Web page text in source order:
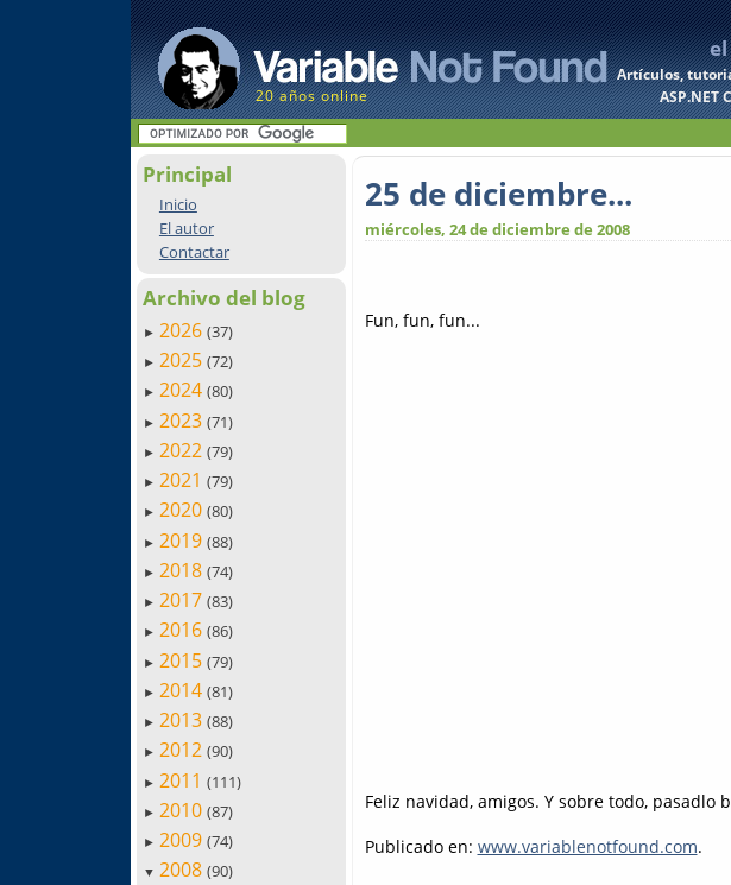
20 años online
Artículos,
ASP.NET
Principal
Inicio
El autor
Contactar
Archivo del blog
► 2026 (37)
► 2025 (72)
► 2024 (80)
► 2023 (71)
► 2022 (79)
► 2021 (79)
► 2020 (80)
► 2019 (88)
► 2018 (74)
► 2017 (83)
► 2016 (86)
► 2015 (79)
► 2014 (81)
► 2013 (88)
► 2012 (90)
► 2011 (111)
► 2010 (87)
► 2009 (74)
▼ 2008 (90)
25 de diciembre...
miércoles, 24 de diciembre de 2008
Fun, fun, fun...
Feliz navidad, amigos. Y sobre todo, pasadlo
Publicado en: www.variablenotfound.com.